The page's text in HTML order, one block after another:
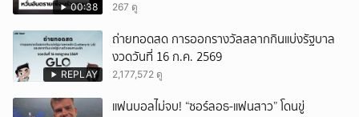
00:38 267 ดู
REPLAY
ถ่ายทอดสด การออกรางวัลสลากกินแบ่งรัฐบาล
งวดวันที่ 16 ก.ค. 2569
2,177,572 ดู
แฟนบอลไม่จบ! “ซอร์ลอธ-แฟนสาว” โดนขู่